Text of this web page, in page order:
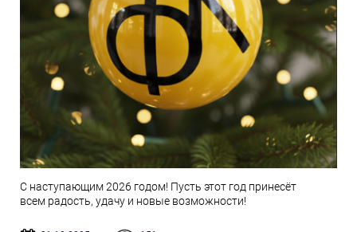
С наступающим 2026 годом! Пусть этот год принесёт
всем радость, удачу и новые возможности!